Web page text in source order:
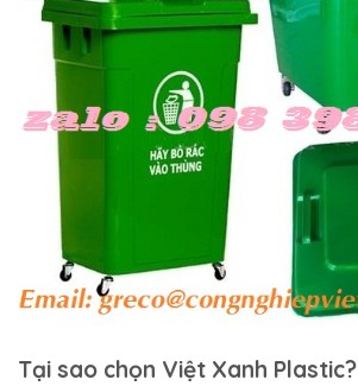
Tại sao chọn Việt Xanh Plastic?